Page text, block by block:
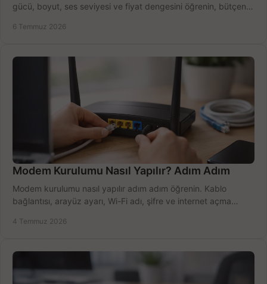
gücü, boyut, ses seviyesi ve fiyat dengesini öğrenin, bütçenizi
6 Temmuz 2026
Modem Kurulumu Nasıl Yapılır? Adım Adım
Modem kurulumu nasıl yapılır adım adım öğrenin. Kablo
bağlantısı, arayüz ayarı, Wi-Fi adı, şifre ve internet açma
4 Temmuz 2026